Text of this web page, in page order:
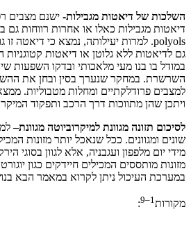
השלכות של דיאטות מגבילות- ישנם מצבים
גם לדיאטות ללא גלוטן או דיאטות
במודל בו בנו מעי מלאכותי ובדקו השפעות
למצבים פרודלקתיים ומחלות מטבוליות.
ויתכן שהן מתווכות דרך הרכב ותפקוד
לסיכום תזונה מגוונת למיקרוביוטה מגוונת–
מידי יום מלפפון ועגבניה, אלא לגוון
מזונות מותססים המכילים חיידקים כגון
במערכת העיכול ניתן לקרוא במאמר הבא
מקורות1–9
: